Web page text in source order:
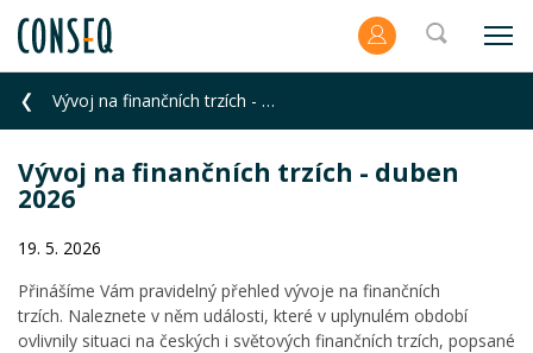
Vývoj na finančních trzích - duben 2026
Vývoj na finančních trzích - duben
2026
19. 5. 2026
Přinášíme Vám pravidelný přehled vývoje na finančních
trzích. Naleznete v něm události, které v uplynulém období
ovlivnily situaci na českých i světových finančních trzích, popsané